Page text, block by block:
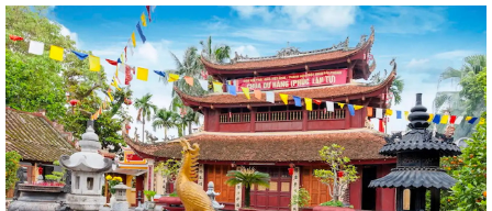
thương binh, thân nhân liệt sỹ CAND
Phường Hồng Bàng phát huy vai trò, nâng cao hiệu lực, hiệu quả hoạt
động của bộ máy chính quyền cơ...
TUỔI TRẺ PHƯỜNG HỒNG BÀNG TỔ CHỨC CHƯƠNG TRÌNH NÓI
CHUYỆN TRUYỀN THỐNG NHÂN KỶ NIỆM 79 NĂM NGÀY...
Đồng chí Nguyễn Văn Tuấn, Bí thư Đảng ủy phường Hồng Bàng được